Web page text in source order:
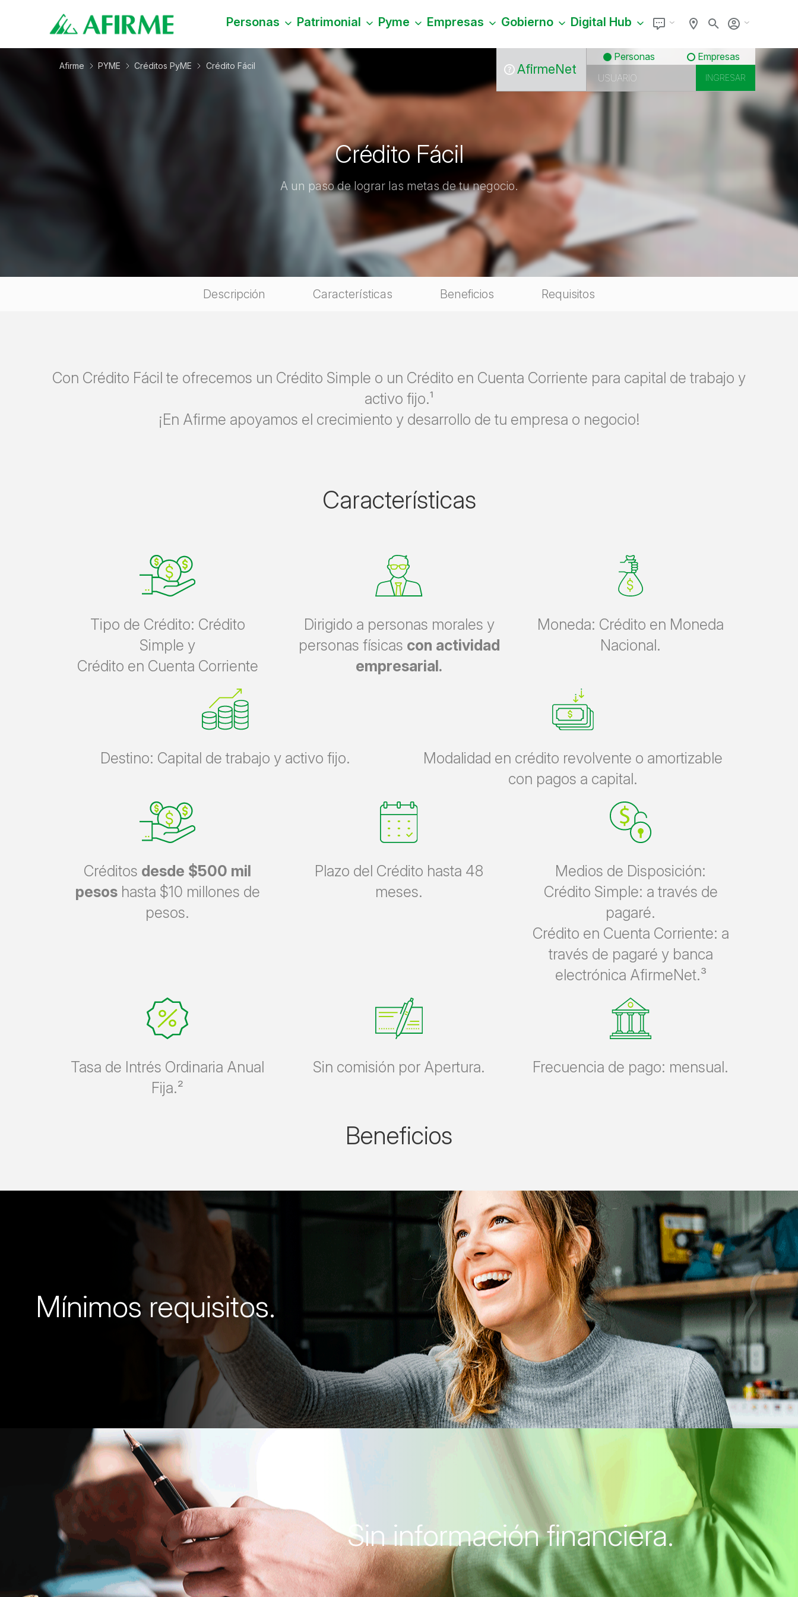
Personas Patrimonial Pyme Empresas Gobierno Digital Hub
AfirmeNet
Personas Empresas
Afirme PYME Créditos PyME Crédito Fácil
Crédito Fácil
A un paso de lograr las metas de tu negocio.
Descripción Características Beneficios Requisitos
Con Crédito Fácil te ofrecemos un Crédito Simple o un Crédito en Cuenta Corriente para capital de trabajo y
activo fijo.¹
¡En Afirme apoyamos el crecimiento y desarrollo de tu empresa o negocio!
Características
Tipo de Crédito: Crédito
Simple y
Crédito en Cuenta Corriente
Dirigido a personas morales y
personas físicas con actividad
empresarial.
Moneda: Crédito en Moneda
Nacional.
Destino: Capital de trabajo y activo fijo.
Modalidad en crédito revolvente o amortizable
con pagos a capital.
Créditos desde $500 mil
pesoshasta $10 millones de
pesos.
Plazo del Crédito hasta 48
meses.
Medios de Disposición:
Crédito Simple: a través de
pagaré.
Crédito en Cuenta Corriente: a
través de pagaré y banca
electrónica AfirmeNet.³
Tasa de Intrés Ordinaria Anual
Fija.²
Sin comisión por Apertura. Frecuencia de pago: mensual.
Beneficios
Mínimos requisitos.
Sin información financiera.